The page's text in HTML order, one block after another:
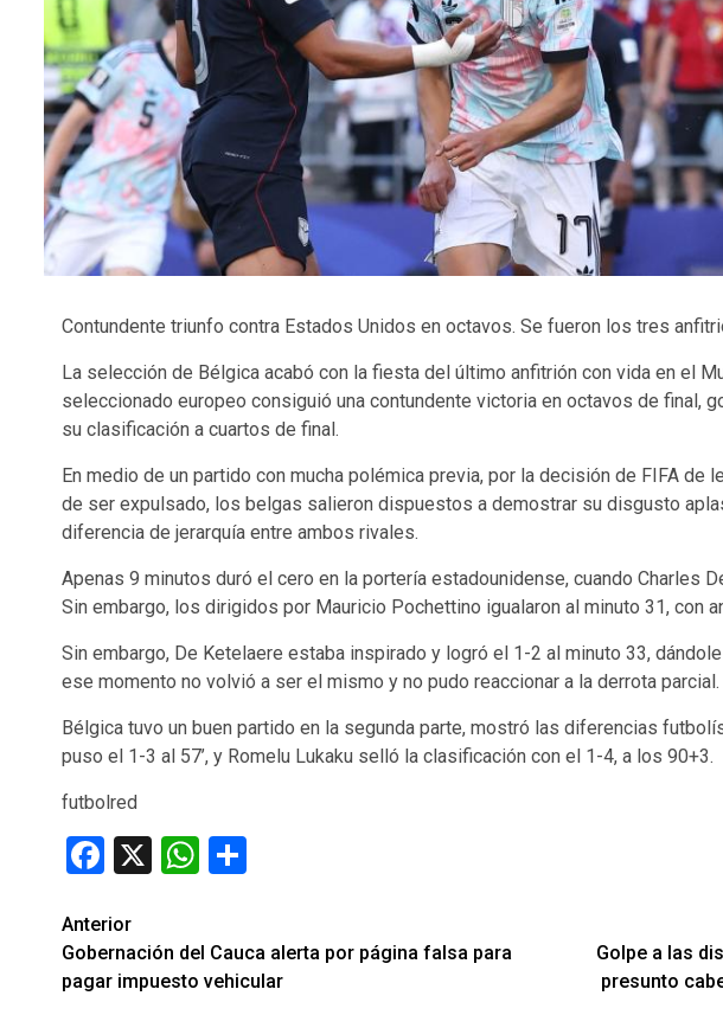
Contundente triunfo contra Estados Unidos en octavos. Se fueron los tres
La selección de Bélgica acabó con la fiesta del último anfitrión con vida en el
seleccionado europeo consiguió una contundente victoria en octavos de final,
su clasificación a cuartos de final.
En medio de un partido con mucha polémica previa, por la decisión de FIFA de
de ser expulsado, los belgas salieron dispuestos a demostrar su disgusto
diferencia de jerarquía entre ambos rivales.
Apenas 9 minutos duró el cero en la portería estadounidense, cuando Charles
Sin embargo, los dirigidos por Mauricio Pochettino igualaron al minuto 31, con
Sin embargo, De Ketelaere estaba inspirado y logró el 1-2 al minuto 33,
ese momento no volvió a ser el mismo y no pudo reaccionar a la derrota parcial.
Bélgica tuvo un buen partido en la segunda parte, mostró las diferencias
puso el 1-3 al 57’, y Romelu Lukaku selló la clasificación con el 1-4, a los 90+3.
futbolred
Facebook
X WhatsApp
Seguir
leyendo
Anterior
Gobernación del Cauca alerta por página falsa para
pagar impuesto vehicular
Golpe a las
presunto